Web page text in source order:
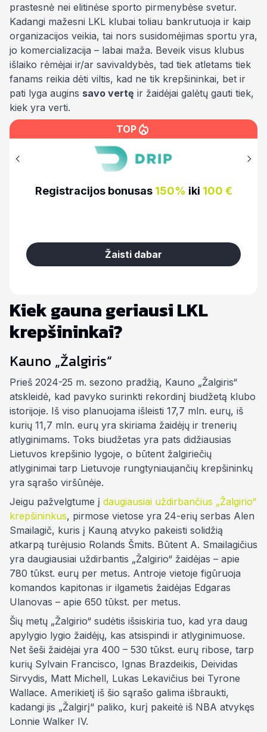
prastesnė nei elitinėse sporto pirmenybėse svetur.
Kadangi mažesni LKL klubai toliau bankrutuoja ir kaip
organizacijos veikia, tai nors susidomėjimas sportu yra,
jo komercializacija – labai maža. Beveik visus klubus
išlaiko rėmėjai ir/ar savivaldybės, tad tiek atletams tiek
fanams reikia dėti viltis, kad ne tik krepšininkai, bet ir
pati lyga augins savo vertę ir žaidėjai galėtų gauti tiek,
kiek yra verti.
TOP
Registracijos bonusas 100% iki 500€
Žaisti dabar
Kiek gauna geriausi LKL
krepšininkai?
Kauno „Žalgiris“
Prieš 2024-25 m. sezono pradžią, Kauno „Žalgiris“
atskleidė, kad pavyko surinkti rekordinį biudžetą klubo
istorijoje. Iš viso planuojama išleisti 17,7 mln. eurų, iš
kurių 11,7 mln. eurų yra skiriama žaidėjų ir trenerių
atlyginimams. Toks biudžetas yra pats didžiausias
Lietuvos krepšinio lygoje, o būtent žalgiriečių
atlyginimai tarp Lietuvoje rungtyniaujančių krepšininkų
yra sąrašo viršūnėje.
Jeigu pažvelgtume į daugiausiai uždirbančius „Žalgirio“
krepšininkus, pirmose vietose yra 24-erių serbas Alen
Smailagič, kuris į Kauną atvyko pakeisti solidžią
atkarpą turėjusio Rolands Šmits. Būtent A. Smailagičius
yra daugiausiai uždirbantis „Žalgirio“ žaidėjas – apie
780 tūkst. eurų per metus. Antroje vietoje figūruoja
komandos kapitonas ir ilgametis žaidėjas Edgaras
Ulanovas – apie 650 tūkst. per metus.
Šių metų „Žalgirio“ sudėtis išsiskiria tuo, kad yra daug
apylygio lygio žaidėjų, kas atsispindi ir atlyginimuose.
Net šeši žaidėjai yra 400 – 530 tūkst. eurų ribose, tarp
kurių Sylvain Francisco, Ignas Brazdeikis, Deividas
Sirvydis, Matt Michell, Lukas Lekavičius bei Tyrone
Wallace. Amerikietį iš šio sąrašo galima išbraukti,
kadangi jis „Žalgirį“ paliko, kurį pakeitė iš NBA atvykęs
Lonnie Walker IV.